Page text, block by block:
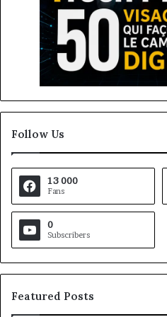
Follow Us
13 000
Fans
0
Subscribers
Featured Posts